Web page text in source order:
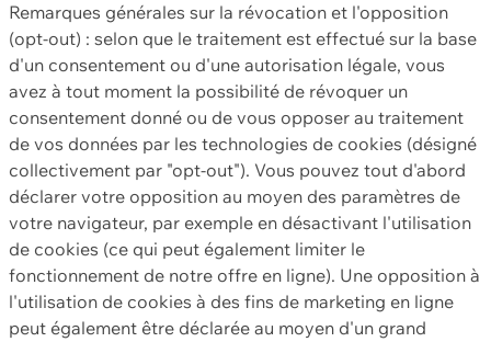
Remarques générales sur la révocation et l'opposition
(opt-out) : selon que le traitement est effectué sur la base
d'un consentement ou d'une autorisation légale, vous
avez à tout moment la possibilité de révoquer un
consentement donné ou de vous opposer au traitement
de vos données par les technologies de cookies (désigné
collectivement par "opt-out"). Vous pouvez tout d'abord
déclarer votre opposition au moyen des paramètres de
votre navigateur, par exemple en désactivant l'utilisation
de cookies (ce qui peut également limiter le
fonctionnement de notre offre en ligne). Une opposition à
l'utilisation de cookies à des fins de marketing en ligne
peut également être déclarée au moyen d'un grand